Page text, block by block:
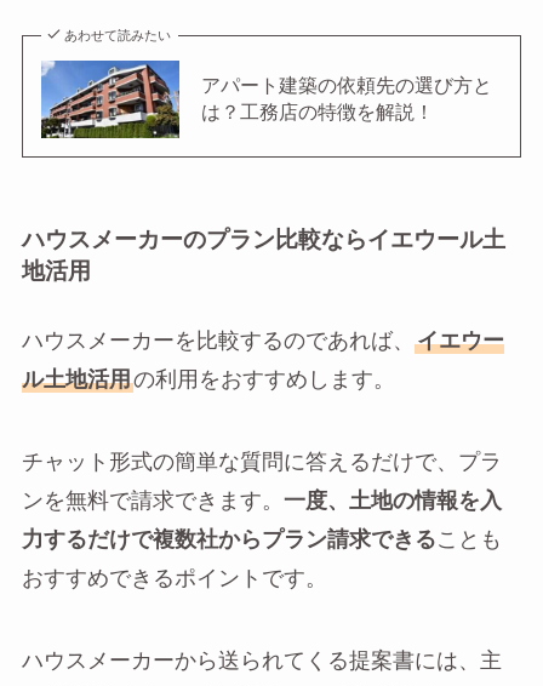
あわせて読みたい
アパート建築の依頼先の選び方と
は？工務店の特徴を解説！
ハウスメーカーのプラン比較ならイエウール土
地活用
ハウスメーカーを比較するのであれば、
イエウー
ル土地活用の利用をおすすめします。
チャット形式の簡単な質問に答えるだけで、プラ
ンを無料で請求できます。 一度、土地の情報を入
力するだけで複数社からプラン請求できることも
おすすめできるポイントです。
ハウスメーカーから送られてくる提案書には、主